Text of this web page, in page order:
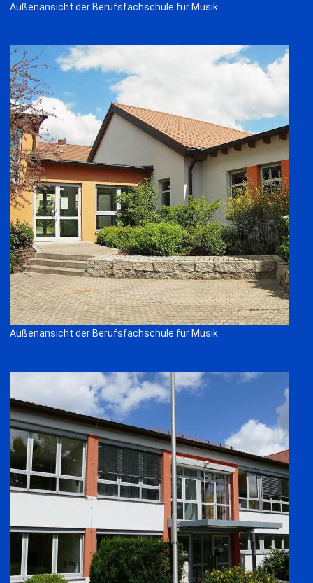
Außenansicht der Berufsfachschule für Musik
Außenansicht der Berufsfachschule für Musik